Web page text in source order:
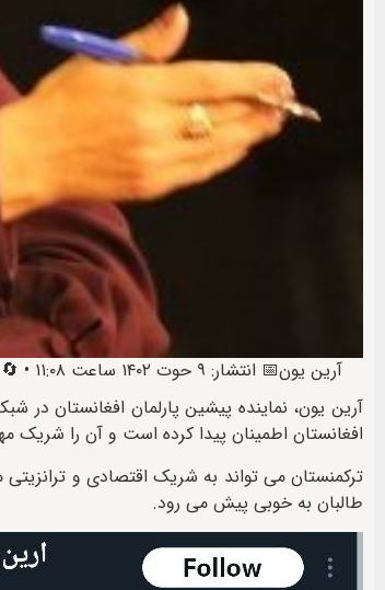
آرین یون📅 انتشار: ۹ حوت ۱۴۰۲ ساعت ۱۱:۰۸ • 🔄 ۰ بروزرسانی • 🕒 آخرین: ۹ حوت ۱۴۰۲ ساعت ۱۱:۲۶
آرین یون، نماینده پیشین پارلمان افغانستان
افغانستان اطمینان پیدا کرده است و آن را
ترکمنستان می تواند به شریک اقتصادی و
طالبان به خوبی پیش می رود.